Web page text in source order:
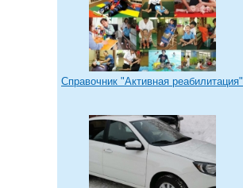
Справочник "Активная реабилитация"